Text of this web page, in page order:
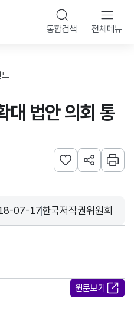
통합검색 전체메뉴
대 법안 의회 통
관심사 등록하기
URL 공유하
인쇄
07-17
수집기관
한국저작권위원회
원문보기